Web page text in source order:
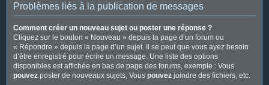
Problèmes liés à la publication de messages
Comment créer un nouveau sujet ou poster une réponse ?
Cliquez sur le bouton « Nouveau » depuis la page d’un forum ou
« Répondre » depuis la page d’un sujet. Il se peut que vous ayez besoin
d’être enregistré pour écrire un message. Une liste des options
disponibles est affichée en bas de page des forums, exemple : Vous
pouvez poster de nouveaux sujets, Vous pouvez joindre des fichiers, etc.